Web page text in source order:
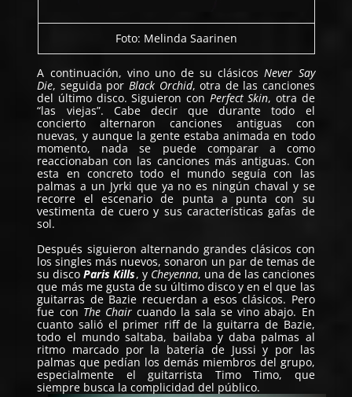
Foto: Melinda Saarinen
A continuación, vino uno de su clásicosNever Say
Die, seguida por Black Orchid, otra de las canciones
del último disco. Siguieron con Perfect Skin, otra de
“las viejas”. Cabe decir que durante todo el
concierto alternaron canciones antiguas con
nuevas, y aunque la gente estaba animada en todo
momento, nada se puede comparar a como
reaccionaban con las canciones más antiguas. Con
esta en concreto todo el mundo seguía con las
palmas a un Jyrki que ya no es ningún chaval y se
recorre el escenario de punta a punta con su
vestimenta de cuero y sus características gafas de
sol.
Después siguieron alternando grandes clásicos con
los singles más nuevos, sonaron un par de temas de
su disco Paris Kills, y Cheyenna, una de las canciones
que más me gusta de su último disco y en el que las
guitarras de Bazie recuerdan a esos clásicos. Pero
fue con The Chaircuando la sala se vino abajo. En
cuanto salió el primer riff de la guitarra de Bazie,
todo el mundo saltaba, bailaba y daba palmas al
ritmo marcado por la batería de Jussi y por las
palmas que pedían los demás miembros del grupo,
especialmente el guitarrista Timo Timo, que
siempre busca la complicidad del público.